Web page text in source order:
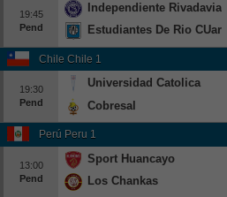
19:45
Pend
Independiente Rivadavia
Estudiantes De Rio CUarto
Chile Chile 1
19:30
Pend
Universidad Catolica
Cobresal
Perú Peru 1
13:00
Pend
Sport Huancayo
Los Chankas
Tenis
Beisbol
Hockey
Fútbol Americano
Clasificación